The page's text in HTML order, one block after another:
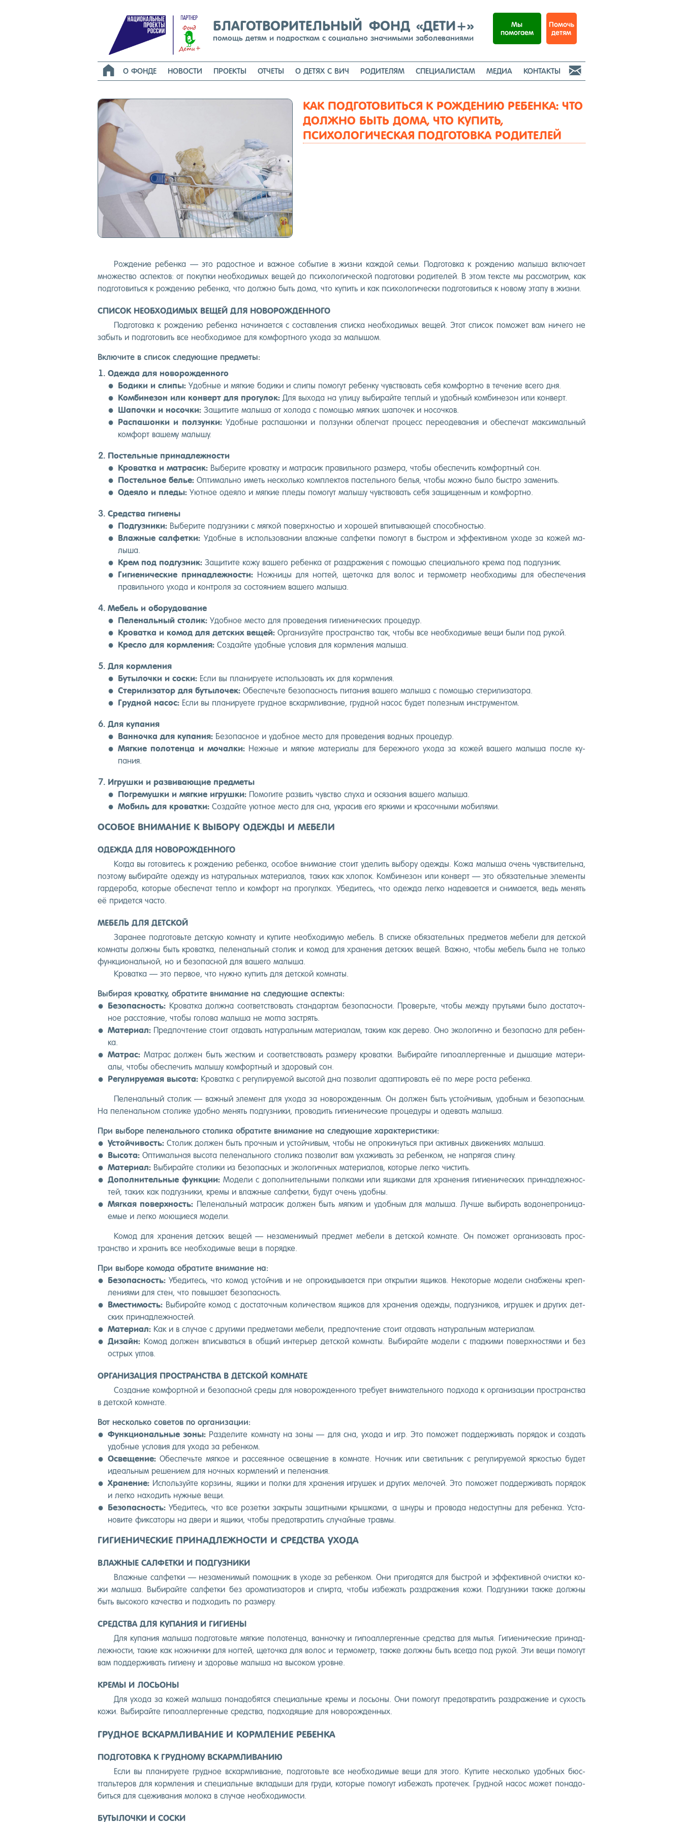
содержимому
БЛАГОТВОРИТЕЛЬНЫЙ ФОНД «ДЕТИ+»
помощь детям и подросткам с социально значимыми заболеваниями
Мы
помогаем
Помочь
детям
 О ФОНДЕ НОВОСТИ ПРОЕКТЫ ОТЧЕТЫ О ДЕТЯХ С ВИЧ РОДИТЕЛЯМ СПЕЦИАЛИСТАМ МЕДИА КОНТАКТЫ 
КАК ПОДГОТОВИТЬСЯ К РОЖДЕНИЮ РЕБЕНКА: ЧТО
ДОЛЖНО БЫТЬ ДОМА, ЧТО КУПИТЬ,
ПСИХОЛОГИЧЕСКАЯ ПОДГОТОВКА РОДИТЕЛЕЙ
Рож­де­ние ре­бен­ка — это ра­дос­тное и важ­ное со­бытие в жиз­ни каж­дой семьи. Под­го­тов­ка к рож­де­нию ма­лыша вклю­ча­ет
мно­жес­тво ас­пектов: от по­куп­ки не­об­хо­димых ве­щей до пси­холо­гичес­кой под­го­тов­ки ро­дите­лей. В этом тек­сте мы рас­смот­рим, как
под­го­товить­ся к рож­де­нию ре­бен­ка, что дол­жно быть до­ма, что ку­пить и как пси­холо­гичес­ки под­го­товить­ся к но­вому эта­пу в жиз­ни.
СПИСОК НЕОБХОДИМЫХ ВЕЩЕЙ ДЛЯ НОВОРОЖДЕННОГО
Под­го­тов­ка к рож­де­нию ре­бен­ка на­чина­ет­ся с сос­тавле­ния спис­ка не­об­хо­димых ве­щей. Этот спи­сок по­может вам ни­чего не
за­быть и под­го­товить все не­об­хо­димое для ком­фор­тно­го ухо­да за ма­лышом.
Вклю­чите в спи­сок сле­ду­ющие пред­ме­ты:
Одеж­да для но­ворож­денно­го
Бо­дики и сли­пы: Удоб­ные и мяг­кие бо­дики и сли­пы по­могут ре­бен­ку чувс­тво­вать се­бя ком­фор­тно в те­чение все­го дня.
Ком­би­незон или кон­верт для про­гулок: Для вы­хода на ули­цу вы­бирай­те теп­лый и удоб­ный ком­би­незон или кон­верт.
Ша­поч­ки и но­соч­ки: За­щити­те ма­лыша от хо­лода с по­мощью мяг­ких ша­почек и но­соч­ков.
Рас­па­шон­ки и пол­зунки: Удоб­ные рас­па­шон­ки и пол­зунки об­легчат про­цесс пе­ре­оде­вания и обес­пе­чат мак­си­маль­ный
ком­форт ва­шему ма­лышу.
Пос­тель­ные при­над­лежнос­ти
Кро­ват­ка и мат­ра­сик: Вы­бери­те кро­ват­ку и мат­ра­сик пра­виль­но­го раз­ме­ра, что­бы обес­пе­чить ком­фор­тный сон.
Пос­тель­ное белье: Оп­ти­маль­но иметь нес­коль­ко ком­плек­тов пас­тель­но­го белья, что­бы мож­но бы­ло быс­тро за­менить.
Оде­яло и пле­ды: У­ют­ное оде­яло и мяг­кие пле­ды по­могут ма­лышу чувс­тво­вать се­бя за­щищен­ным и ком­фор­тно.
Средс­тва ги­ги­ены
Под­гузни­ки: Вы­бери­те под­гузни­ки с мяг­кой по­вер­хностью и хо­рошей впи­тыва­ющей спо­соб­ностью.
Влаж­ные сал­фетки: Удоб­ные в ис­поль­зо­вании влаж­ные сал­фетки по­могут в быс­тром и эф­фектив­ном ухо­де за ко­жей ма­
лыша.
Крем под под­гузник: За­щити­те ко­жу ва­шего ре­бен­ка от раз­дра­жения с по­мощью спе­ци­аль­но­го кре­ма под под­гузник.
Ги­ги­ени­чес­кие при­над­лежнос­ти: Нож­ни­цы для ног­тей, ще­точ­ка для во­лос и тер­мо­метр не­об­хо­димы для обес­пе­чения
пра­виль­но­го ухо­да и кон­тро­ля за сос­то­яни­ем ва­шего ма­лыша.
Ме­бель и обо­рудо­вание
Пе­леналь­ный сто­лик: Удоб­ное мес­то для про­веде­ния ги­ги­ени­чес­ких про­цедур.
Кро­ват­ка и ко­мод для дет­ских ве­щей: Ор­га­низуй­те прос­транс­тво так, что­бы все не­об­хо­димые ве­щи бы­ли под ру­кой.
Крес­ло для кор­мле­ния: Соз­дай­те удоб­ные ус­ло­вия для кор­мле­ния ма­лыша.
Для кор­мле­ния
Бу­тылоч­ки и сос­ки: Ес­ли вы пла­ниру­ете ис­поль­зо­вать их для кор­мле­ния.
Сте­рили­затор для бу­тыло­чек: Обес­печь­те бе­зопас­ность пи­тания ва­шего ма­лыша с по­мощью сте­рили­зато­ра.
Груд­ной на­сос: Ес­ли вы пла­ниру­ете груд­ное вскар­мли­вание, груд­ной на­сос бу­дет по­лез­ным инс­тру­мен­том.
Для ку­пания
Ван­ночка для ку­пания: Бе­зопас­ное и удоб­ное мес­то для про­веде­ния вод­ных про­цедур.
Мяг­кие по­лотен­ца и мо­чал­ки:Неж­ные и мяг­кие ма­тери­алы для бе­реж­но­го ухо­да за ко­жей ва­шего ма­лыша пос­ле ку­
пания.
Иг­рушки и раз­ви­ва­ющие пред­ме­ты
Пог­ре­муш­ки и мяг­кие иг­рушки: По­моги­те раз­вить чувс­тво слу­ха и ося­зания ва­шего ма­лыша.
Мо­биль для кро­ват­ки: Соз­дай­те у­ют­ное мес­то для сна, ук­ра­сив его яр­ки­ми и кра­соч­ны­ми мо­биля­ми.
ОСОБОЕ ВНИМАНИЕ К ВЫБОРУ ОДЕЖДЫ И МЕБЕЛИ
ОДЕЖДА ДЛЯ НОВОРОЖДЕННОГО
Ког­да вы го­тови­тесь к рож­де­нию ре­бен­ка, осо­бое вни­мание сто­ит уде­лить вы­бору одеж­ды. Ко­жа ма­лыша очень чувс­тви­тель­на,
по­это­му вы­бирай­те одеж­ду из на­тураль­ных ма­тери­алов, та­ких как хло­пок. Ком­би­незон или кон­верт — это обя­затель­ные эле­мен­ты
гар­де­роба, ко­торые обес­пе­чат теп­ло и ком­форт на про­гул­ках. Убе­дитесь, что одеж­да лег­ко на­дева­ет­ся и сни­ма­ет­ся, ведь ме­нять
её при­дет­ся час­то.
МЕБЕЛЬ ДЛЯ ДЕТСКОЙ
За­ранее под­го­товь­те дет­скую ком­на­ту и ку­пите не­об­хо­димую ме­бель. В спис­ке обя­затель­ных пред­ме­тов ме­бели для дет­ской
ком­на­ты дол­жны быть кро­ват­ка, пе­леналь­ный сто­лик и ко­мод для хра­нения дет­ских ве­щей. Важ­но, что­бы ме­бель бы­ла не толь­ко
фун­кци­ональ­ной, но и бе­зопас­ной для ва­шего ма­лыша.
Кро­ват­ка — это пер­вое, что нуж­но ку­пить для дет­ской ком­на­ты.
Вы­бирая кро­ват­ку, об­ра­тите вни­мание на сле­ду­ющие ас­пекты:
Бе­зопас­ность: Кро­ват­ка дол­жна со­от­ветс­тво­вать стан­дартам бе­зопас­ности. Про­верь­те, что­бы меж­ду пруть­ями бы­ло дос­та­точ­
ное рас­сто­яние, что­бы го­лова ма­лыша не мог­ла зас­трять.
Ма­тери­ал: Пред­почте­ние сто­ит от­да­вать на­тураль­ным ма­тери­алам, та­ким как де­рево. Оно эко­логич­но и бе­зопас­но для ре­бен­
ка.
Мат­рас: Мат­рас дол­жен быть жес­тким и со­от­ветс­тво­вать раз­ме­ру кро­ват­ки. Вы­бирай­те ги­по­ал­лерген­ные и ды­шащие ма­тери­
алы, что­бы обес­пе­чить ма­лышу ком­фор­тный и здо­ровый сон.
Ре­гули­ру­емая вы­сота: Кро­ват­ка с ре­гули­ру­емой вы­сотой дна поз­во­лит адап­ти­ровать её по ме­ре рос­та ре­бен­ка.
Пе­леналь­ный сто­лик — важ­ный эле­мент для ухо­да за но­ворож­денным. Он дол­жен быть ус­той­чи­вым, удоб­ным и бе­зопас­ным.
На пе­леналь­ном сто­лике удоб­но ме­нять под­гузни­ки, про­водить ги­ги­ени­чес­кие про­цеду­ры и оде­вать ма­лыша.
При вы­боре пе­леналь­но­го сто­лика об­ра­тите вни­мание на сле­ду­ющие ха­рак­те­рис­ти­ки:
Ус­той­чи­вость: Сто­лик дол­жен быть проч­ным и ус­той­чи­вым, что­бы не оп­ро­кинуть­ся при ак­тивных дви­жени­ях ма­лыша.
Вы­сота: Оп­ти­маль­ная вы­сота пе­леналь­но­го сто­лика поз­во­лит вам уха­живать за ре­бен­ком, не нап­ря­гая спи­ну.
Ма­тери­ал: Вы­бирай­те сто­лики из бе­зопас­ных и эко­логич­ных ма­тери­алов, ко­торые лег­ко чис­тить.
До­пол­ни­тель­ные фун­кции:Мо­дели с до­пол­ни­тель­ны­ми пол­ка­ми или ящи­ками для хра­нения ги­ги­ени­чес­ких при­над­лежнос­
тей, та­ких как под­гузни­ки, кре­мы и влаж­ные сал­фетки, бу­дут очень удоб­ны.
Мяг­кая по­вер­хность: Пе­леналь­ный мат­ра­сик дол­жен быть мяг­ким и удоб­ным для ма­лыша. Луч­ше вы­бирать во­донеп­ро­ница­
емые и лег­ко мо­ющи­еся мо­дели.
Ко­мод для хра­нения дет­ских ве­щей — не­заме­нимый пред­мет ме­бели в дет­ской ком­на­те. Он по­может ор­га­низо­вать прос­
транс­тво и хра­нить все не­об­хо­димые ве­щи в по­ряд­ке.
При вы­боре ко­мода об­ра­тите вни­мание на:
Бе­зопас­ность: Убе­дитесь, что ко­мод ус­той­чив и не оп­ро­киды­ва­ет­ся при от­кры­тии ящи­ков. Не­кото­рые мо­дели снаб­же­ны креп­
ле­ни­ями для стен, что по­выша­ет бе­зопас­ность.
Вмес­ти­мость: Вы­бирай­те ко­мод с дос­та­точ­ным ко­личес­твом ящи­ков для хра­нения одеж­ды, под­гузни­ков, иг­ру­шек и дру­гих дет­
ских при­над­лежнос­тей.
Ма­тери­ал: Как и в слу­чае с дру­гими пред­ме­тами ме­бели, пред­почте­ние сто­ит от­да­вать на­тураль­ным ма­тери­алам.
Ди­зайн: Ко­мод дол­жен впи­сывать­ся в об­щий ин­терь­ер дет­ской ком­на­ты. Вы­бирай­те мо­дели с глад­ки­ми по­вер­хнос­тя­ми и без
ос­трых уг­лов.
ОРГАНИЗАЦИЯ ПРОСТРАНСТВА В ДЕТСКОЙ КОМНАТЕ
Соз­да­ние ком­фор­тной и бе­зопас­ной сре­ды для но­ворож­денно­го тре­бу­ет вни­матель­но­го под­хо­да к ор­га­низа­ции прос­транс­тва
в дет­ской ком­на­те.
Вот нес­коль­ко со­ветов по ор­га­низа­ции:
Фун­кци­ональ­ные зо­ны: Раз­де­лите ком­на­ту на зо­ны — для сна, ухо­да и игр. Это по­может под­держи­вать по­рядок и соз­дать
удоб­ные ус­ло­вия для ухо­да за ре­бен­ком.
Ос­ве­щение: Обес­печь­те мяг­кое и рас­се­ян­ное ос­ве­щение в ком­на­те. Ноч­ник или све­тиль­ник с ре­гули­ру­емой яр­костью бу­дет
иде­аль­ным ре­шени­ем для ноч­ных кор­мле­ний и пе­лена­ния.
Хра­нение: Ис­поль­зуй­те кор­зи­ны, ящи­ки и пол­ки для хра­нения иг­ру­шек и дру­гих ме­лочей. Это по­может под­держи­вать по­рядок
и лег­ко на­ходить нуж­ные ве­щи.
Бе­зопас­ность: Убе­дитесь, что все ро­зет­ки зак­ры­ты за­щит­ны­ми крыш­ка­ми, а шну­ры и про­вода не­дос­тупны для ре­бен­ка. Ус­та­
нови­те фик­са­торы на две­ри и ящи­ки, что­бы пре­дот­вра­тить слу­чай­ные трав­мы.
ГИГИЕНИЧЕСКИЕ ПРИНАДЛЕЖНОСТИ И СРЕДСТВА УХОДА
ВЛАЖНЫЕ САЛФЕТКИ И ПОДГУЗНИКИ
Влаж­ные сал­фетки — не­заме­нимый по­мощ­ник в ухо­де за ре­бен­ком. Они при­годят­ся для быс­трой и эф­фектив­ной очис­тки ко­
жи ма­лыша. Вы­бирай­те сал­фетки без аро­мати­зато­ров и спир­та, что­бы из­бе­жать раз­дра­жения ко­жи. Под­гузни­ки так­же дол­жны
быть вы­соко­го ка­чес­тва и под­хо­дить по раз­ме­ру.
СРЕДСТВА ДЛЯ КУПАНИЯ И ГИГИЕНЫ
Для ку­пания ма­лыша под­го­товь­те мяг­кие по­лотен­ца, ван­ночку и ги­по­ал­лерген­ные средс­тва для мытья. Ги­ги­ени­чес­кие при­над­
лежнос­ти, та­кие как нож­нички для ног­тей, ще­точ­ка для во­лос и тер­мо­метр, так­же дол­жны быть всег­да под ру­кой. Эти ве­щи по­могут
вам под­держи­вать ги­ги­ену и здо­ровье ма­лыша на вы­соком уров­не.
КРЕМЫ И ЛОСЬОНЫ
Для ухо­да за ко­жей ма­лыша по­надо­бят­ся спе­ци­аль­ные кре­мы и лось­оны. Они по­могут пре­дот­вра­тить раз­дра­жение и су­хость
ко­жи. Вы­бирай­те ги­по­ал­лерген­ные средс­тва, под­хо­дящие для но­ворож­денных.
ГРУДНОЕ ВСКАРМЛИВАНИЕ И КОРМЛЕНИЕ РЕБЕНКА
ПОДГОТОВКА К ГРУДНОМУ ВСКАРМЛИВАНИЮ
Ес­ли вы пла­ниру­ете груд­ное вскар­мли­вание, под­го­товь­те все не­об­хо­димые ве­щи для это­го. Ку­пите нес­коль­ко удоб­ных бюс­
тгаль­те­ров для кор­мле­ния и спе­ци­аль­ные вкла­дыши для гру­ди, ко­торые по­могут из­бе­жать про­течек. Груд­ной на­сос мо­жет по­надо­
бить­ся для сце­жива­ния мо­лока в слу­чае не­об­хо­димос­ти.
БУТЫЛОЧКИ И СОСКИ